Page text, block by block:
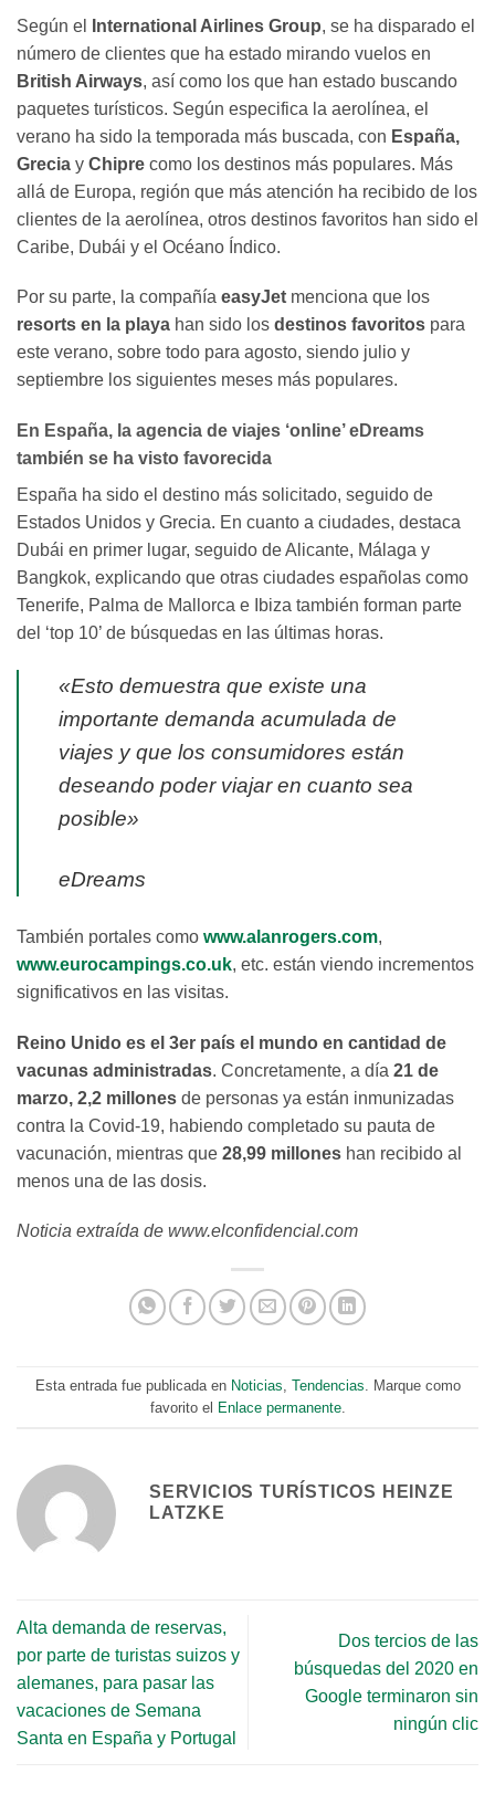
Según el
International Airlines Group, se ha disparado el
número de clientes que ha estado mirando vuelos en
British Airways, así como los que han estado buscando
paquetes turísticos. Según especifica la aerolínea, el
verano ha sido la temporada más buscada, con España,
Grecia y Chipre como los destinos más populares. Más
allá de Europa, región que más atención ha recibido de los
clientes de la aerolínea, otros destinos favoritos han sido el
Caribe, Dubái y el Océano Índico.
Por su parte, la compañía easyJet menciona que los
resorts en la playa han sido los destinos favoritos para
este verano, sobre todo para agosto, siendo julio y
septiembre los siguientes meses más populares.
En España, la agencia de viajes ‘online’eDreams
también se ha visto favorecida
España ha sido el destino más solicitado, seguido de
Estados Unidos y Grecia. En cuanto a ciudades, destaca
Dubái en primer lugar, seguido de Alicante, Málaga y
Bangkok, explicando que otras ciudades españolas como
Tenerife, Palma de Mallorca e Ibiza también forman parte
del ‘top 10’ de búsquedas en las últimas horas.
«Esto demuestra que existe una
importante demanda acumulada de
viajes y que los consumidores están
deseando poder viajar en cuanto sea
posible»
eDreams
También portales como www.alanrogers.com,
www.eurocampings.co.uk, etc. están viendo incrementos
significativos en las visitas.
Reino Unido es el 3er país el mundo en cantidad de
vacunas administradas. Concretamente, a día 21 de
marzo, 2,2 millones de personas ya están inmunizadas
contra la Covid-19, habiendo completado su pauta de
vacunación, mientras que 28,99 millones han recibido al
menos una de las dosis.
Noticia extraída de www.elconfidencial.com
Esta entrada fue publicada en Noticias Tendencias . Marque como
favorito el Enlace permanente.
SERVICIOS TURÍSTICOS HEINZE
LATZKE
Alta demanda de reservas,
por parte de turistas suizos y
alemanes, para pasar las
vacaciones de Semana
Santa en España y Portugal
Dos tercios de las
búsquedas del 2020 en
Google terminaron sin
ningún clic